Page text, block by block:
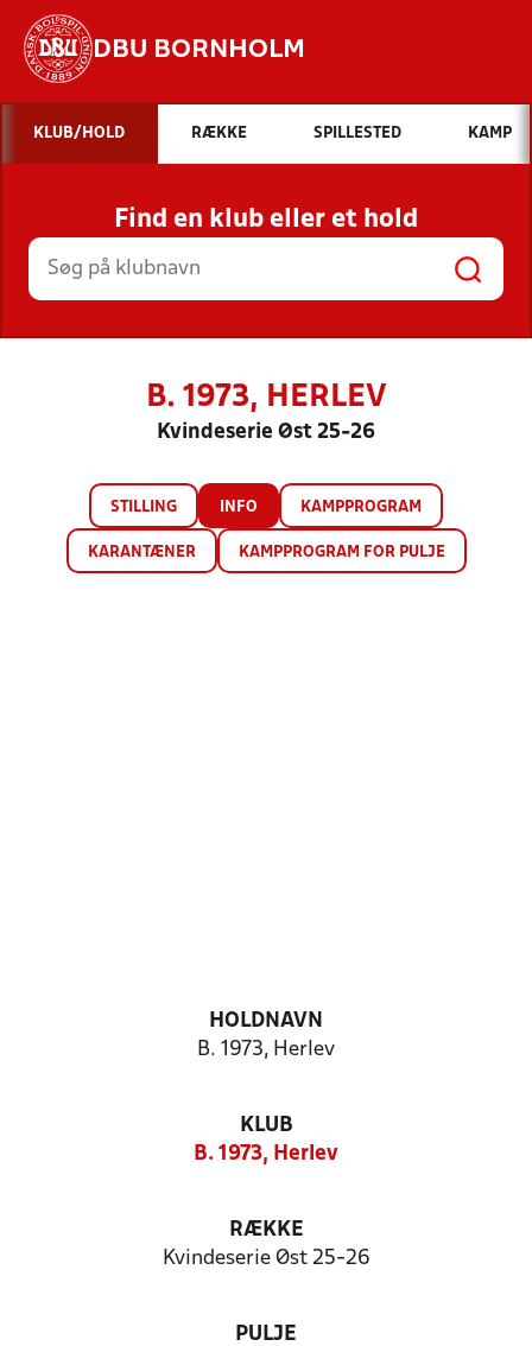
DBU BORNHOLM
Hvad vil du søge efter?
INDHOLD OG NYHEDER
STILLINGER, RESULTATER, KLUBBER OG
HOLD
KLUB/HOLD RÆKKE SPILLESTED KAMP
Find en klub eller et hold
B. 1973, HERLEV
Kvindeserie Øst 25-26
STILLING INFO KAMPPROGRAM
KARANTÆNER KAMPPROGRAM FOR PULJE
HOLDNAVN
B. 1973, Herlev
KLUB
B. 1973, Herlev
RÆKKE
Kvindeserie Øst 25-26
PULJE